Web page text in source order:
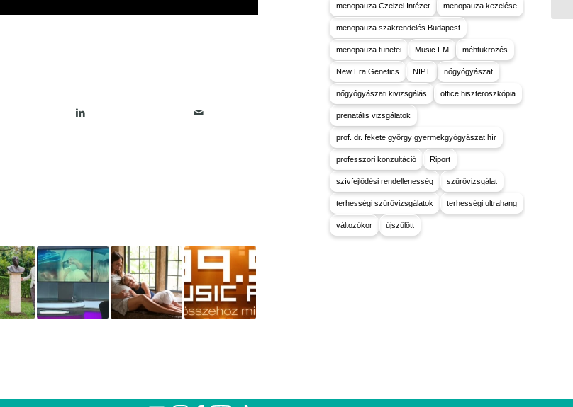
menopauza Czeizel Intézet menopauza kezelése
menopauza szakrendelés Budapest
menopauza tünetei Music FM méhtükrözés
New Era Genetics NIPT nőgyógyászat
nőgyógyászati kivizsgálás office hiszteroszkópia
prenatális vizsgálatok
prof. dr. fekete györgy gyermekgyógyászat hír
professzori konzultáció Riport
szívfejlődési rendellenesség szűrővizsgálat
terhességi szűrővizsgálatok terhességi ultrahang
változókor újszülött